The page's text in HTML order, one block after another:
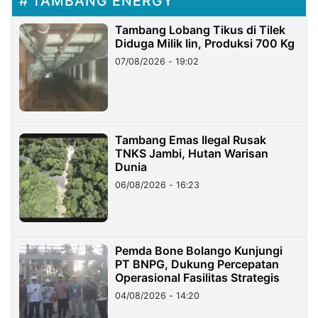
Tambang Lobang Tikus di Tilek
Diduga Milik Iin, Produksi 700 Kg
07/08/2026 - 19:02
Tambang Emas Ilegal Rusak
TNKS Jambi, Hutan Warisan
Dunia
06/08/2026 - 16:23
Pemda Bone Bolango Kunjungi
PT BNPG, Dukung Percepatan
Operasional Fasilitas Strategis
04/08/2026 - 14:20